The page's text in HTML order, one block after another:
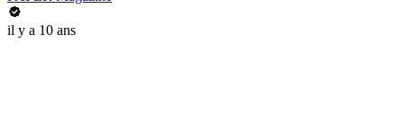
il y a 10 ans